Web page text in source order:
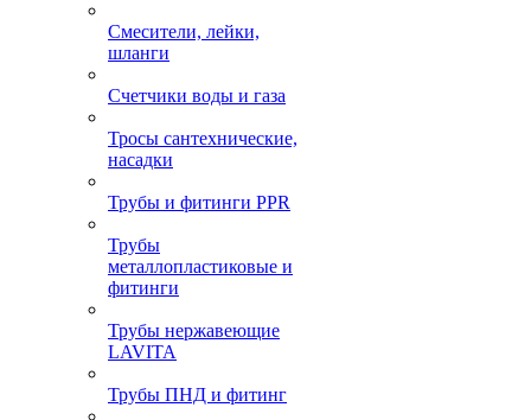
Смесители, лейки,
шланги
Счетчики воды и газа
Тросы сантехнические,
насадки
Трубы и фитинги PPR
Трубы
металлопластиковые и
фитинги
Трубы нержавеющие
LAVITA
Трубы ПНД и фитинг